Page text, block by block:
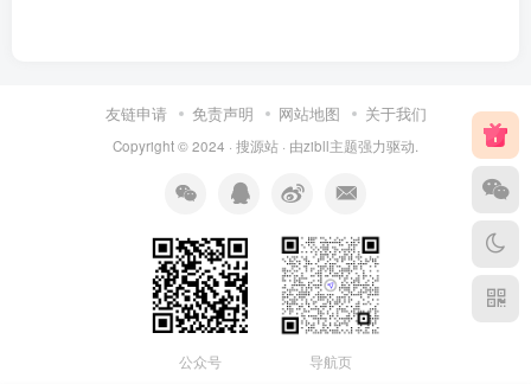
友链申请 免责声明 网站地图 关于我们
Copyright © 2024 · 搜源站 · 由zibll主题强力驱动.
公众号 导航页